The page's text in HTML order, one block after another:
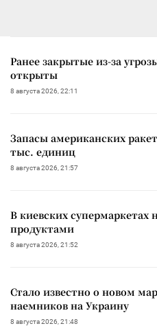
Ранее закрытые из-за
открыты
8 августа 2026, 22:11
Запасы американских
тыс. единиц
8 августа 2026, 21:57
В киевских супермаркетах
продуктами
8 августа 2026, 21:52
Стало известно о новом
наемников на Украину
8 августа 2026, 21:48